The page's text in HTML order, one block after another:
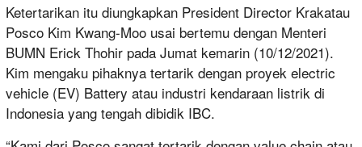
Ketertarikan itu diungkapkan President Director Krakatau
Posco Kim Kwang-Moo usai bertemu dengan Menteri
BUMN Erick Thohir pada Jumat kemarin (10/12/2021).
Kim mengaku pihaknya tertarik dengan proyek electric
vehicle (EV) Battery atau industri kendaraan listrik di
Indonesia yang tengah dibidik IBC.